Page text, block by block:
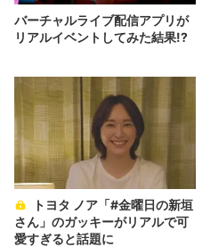
バーチャルライブ配信アプリが
リアルイベントしてみた結果!?
さん」のガッキーがリアルで可
愛すぎると話題に